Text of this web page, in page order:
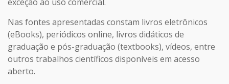
Nas fontes apresentadas constam livros eletrônicos
(eBooks), periódicos online, livros didáticos de
graduação e pós-graduação (textbooks), vídeos, entre
outros trabalhos científicos disponíveis em acesso
aberto.